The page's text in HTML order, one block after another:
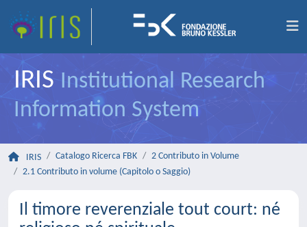
IRIS Institutional Research
Information System
IRIS Catalogo Ricerca FBK
2 Contributo in Volume
2.1 Contributo in volume (Capitolo o Saggio)
Il timore reverenziale tout court: né